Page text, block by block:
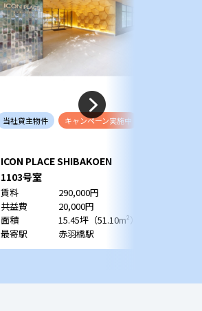
当社貸主物件 キャンペーン実施中
ICON PLACE SHIBAKOEN
1103号室
賃料
290,000円
共益費
20,000円
面積
15.45坪（51.10m²）
最寄駅
赤羽橋駅